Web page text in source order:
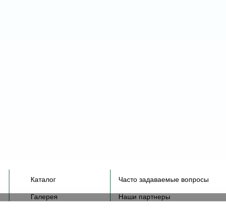
Каталог
Галерея
Часто задаваемые вопросы
Наши партнеры